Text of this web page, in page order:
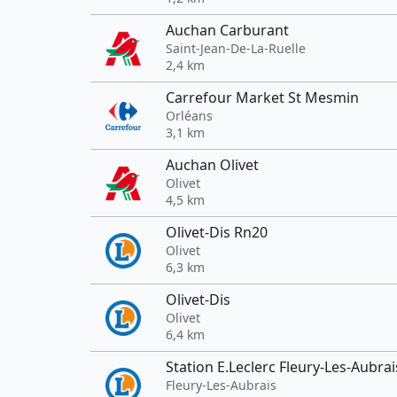
Auchan Carburant
Saint-Jean-De-La-Ruelle
2,4 km
Carrefour Market St Mesmin
Orléans
3,1 km
Auchan Olivet
Olivet
4,5 km
Olivet-Dis Rn20
Olivet
6,3 km
Olivet-Dis
Olivet
6,4 km
Station E.Leclerc Fleury-Les-
Fleury-Les-Aubrais